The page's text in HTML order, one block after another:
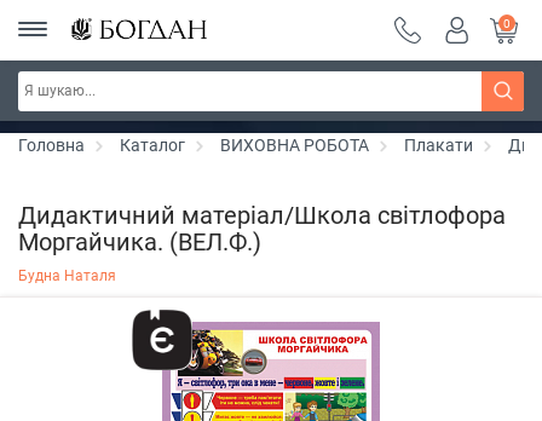
РОЗПРОДАЖ ~ 150 грн ~ 200 грн ~ 250 грн ~
300 грн ~ РОЗПРОДАЖ
Дізнатись більше
0
Головна Каталог ВИХОВНА РОБОТА Плакати
Дидактичний матеріал/Школа світлофора
Моргайчика. (ВЕЛ.Ф.)
Будна Наталя